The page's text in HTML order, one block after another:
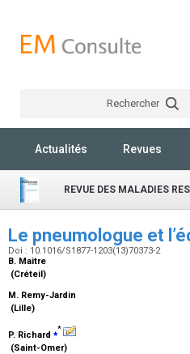
Rechercher
Actualités Revues
REVUE DES MALADIES
Le pneumologue et
Doi : 10.1016/S1877-1203(13)70373-2
B. Maitre
(Créteil)
M. Remy-Jardin
(Lille)
P. Richard ⁎*
(Saint-Omer)